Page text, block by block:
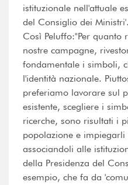
istituzionale nell'attuale
del Consiglio dei Ministri'.
Così Peluffo:"Per
nostre campagne,
fondamentale i simboli,
l'identità nazionale.
preferiamo lavorare sul
esistente, scegliere i
ricerche, sono risultati i
popolazione e
associandoli alle
della Presidenza del
esempio, che fa da